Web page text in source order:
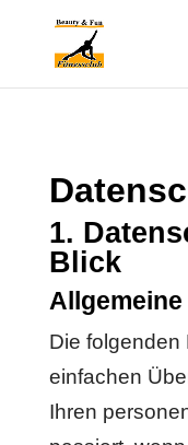
1.
Blick
Die folgenden
einfachen
Ihren